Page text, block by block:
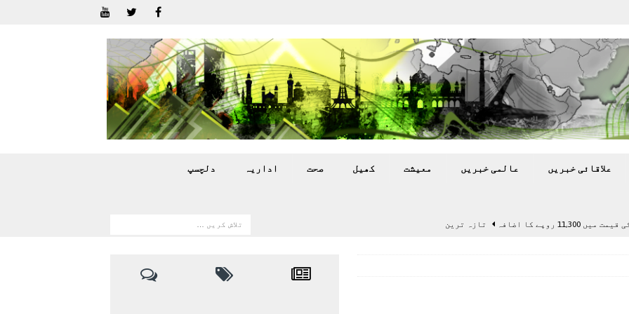
علاقائی خبريں عالمی خبريں معيشت کھيل صحت اداريہ دلچسپ
روپے کا اضافہ تازہ ترين